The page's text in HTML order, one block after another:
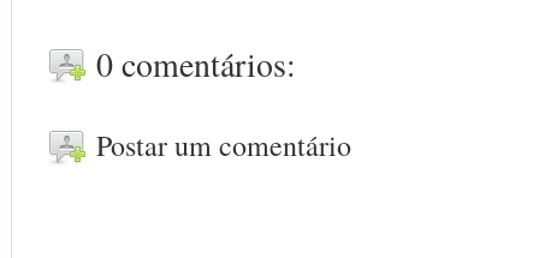
0 comentários:
Postar um comentário